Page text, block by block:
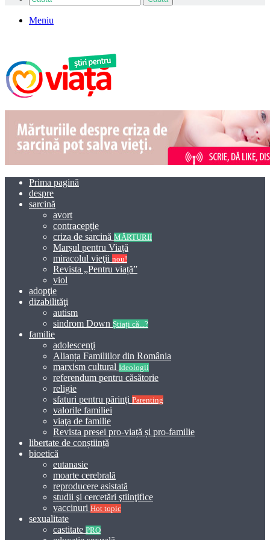
Meniu
Prima pagină
despre
sarcină
avort
contracepție
criza de sarcină MĂRTURII
Marșul pentru Viață
miracolul vieţii nou!
Revista „Pentru viață”
viol
adopţie
dizabilităţi
autism
sindrom Down Știați că...?
familie
adolescenţi
Alianța Familiilor din România
marxism cultural Ideologii
referendum pentru căsătorie
religie
sfaturi pentru părinţi Parenting
valorile familiei
viaţa de familie
Revista presei pro-viață și pro-familie
libertate de conștiință
bioetică
eutanasie
moarte cerebrală
reproducere asistată
studii şi cercetări ştiinţifice
vaccinuri Hot topic
sexualitate
castitate PRO